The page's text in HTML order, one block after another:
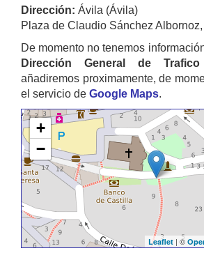
Dirección: Ávila (Ávila)
Plaza de Claudio Sánchez Albornoz,
De momento no tenemos
Dirección General de
añadiremos proximamente, de
el servicio de Google Maps.
+
−
Leaflet | ©